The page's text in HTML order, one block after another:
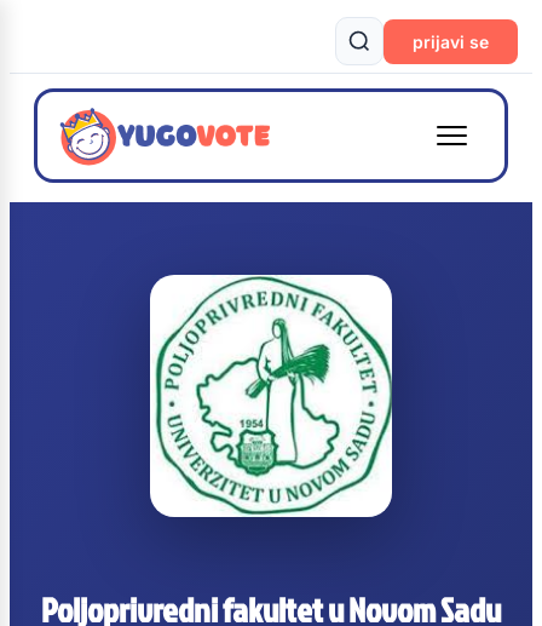
prijavi se
Poljoprivredni fakultet u Novom Sadu